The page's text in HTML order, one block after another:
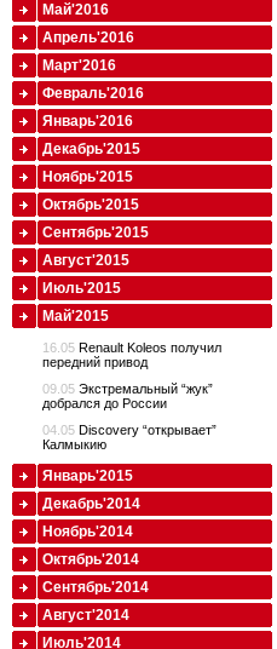
Май'2016
Апрель'2016
Март'2016
Февраль'2016
Январь'2016
Декабрь'2015
Ноябрь'2015
Октябрь'2015
Сентябрь'2015
Август'2015
Июль'2015
Май'2015
16.05 Renault Koleos получил
передний привод
09.05 Экстремальный “жук”
добрался до России
04.05 Discovery “открывает”
Калмыкию
Январь'2015
Декабрь'2014
Ноябрь'2014
Октябрь'2014
Сентябрь'2014
Август'2014
Июль'2014